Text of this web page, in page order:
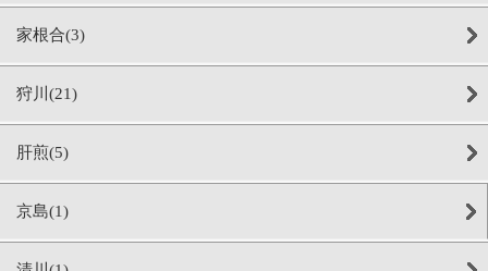
家根合(3)
狩川(21)
肝煎(5)
京島(1)